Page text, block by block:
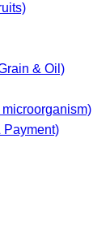
& Oil)
Payment)